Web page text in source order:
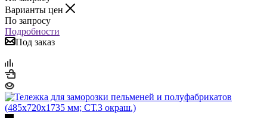
Варианты цен
По запросу
Подробности
Под заказ